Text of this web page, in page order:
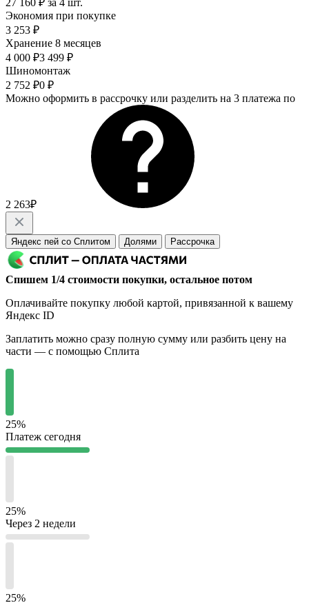
Экономия при покупке
3 253 ₽
Хранение 8 месяцев
4 000 ₽3 499 ₽
Шиномонтаж
2 752 ₽0 ₽
Можно оформить в рассрочку или разделить на 3 платежа по
2 263₽
Яндекс пей со Сплитом Долями Рассрочка
Спишем 1/4 стоимости покупки, остальное потом
Оплачивайте покупку любой картой, привязанной к вашему
Яндекс ID
Заплатить можно сразу полную сумму или разбить цену на
части — с помощью Сплита
25%
Платеж сегодня
25%
Через 2 недели
25%